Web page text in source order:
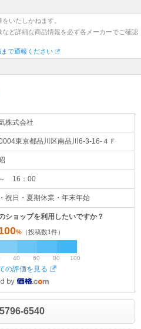
いたしかねます。
ど詳細な商品情報を必ず各メーカーでご確認
で通報ください
株式会社
東京都品川区南品川6-3-16-４Ｆ
16：00
祝日・夏期休業・年末年始
ショップを利用したいですか？
% （投稿数1件）
40 60 80 100
の評価を見る
6540